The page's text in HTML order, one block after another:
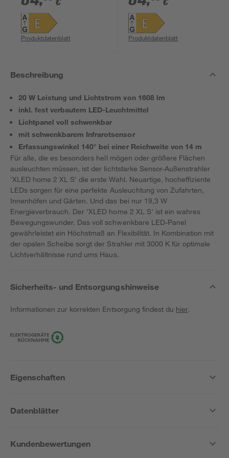
Bewegungssensor
13,7 W 1550 lm
warmweiß IP 44 18 x
21,8 cm
€
Produktdatenblatt
Bewegungssensor
13,7 W 1550 lm
warmweiß IP 44 18 x
21,8 cm
€
Produktdatenblatt
Beschreibung
20 W Leistung und Lichtstrom von 1608 lm
inkl. fest verbautem LED-Leuchtmittel
Lichtpanel voll schwenkbar
mit schwenkbarem Infrarotsensor
Erfassungswinkel 140° bei einer Reichweite von 14 m
Für alle, die es besonders hell mögen oder größere Flächen
ausleuchten müssen, ist der lichtstarke Sensor-Außenstrahler
'XLED home 2 XL S' die erste Wahl. Neuartige, hocheffiziente
LEDs sorgen für eine perfekte Ausleuchtung von Zufahrten,
Innenhöfen und Gärten. Und das bei nur 19,3 W
Energieverbrauch. Der 'XLED home 2 XL S' ist ein wahres
Bewegungswunder. Das voll schwenkbare LED-Panel
gewährleistet ein Höchstmaß an Flexibilität. In Kombination mit
der opalen Scheibe sorgt der Strahler mit 3000 K für optimale
Lichtverhältnisse rund ums Haus.
Sicherheits- und Entsorgungshinweise
Informationen zur korrekten Entsorgung findest du hier.
Eigenschaften
Datenblätter
Kundenbewertungen